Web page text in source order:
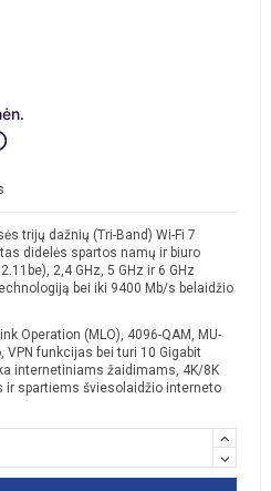
trijų dažnių (Tri-Band) Wi-Fi 7
didelės spartos namų ir biuro
2,4 GHz, 5 GHz ir 6 GHz
bei iki 9400 Mb/s belaidžio
Operation (MLO), 4096-QAM, MU-
VPN funkcijas bei turi 10 Gigabit
internetiniams žaidimams, 4K/8K
ir spartiems šviesolaidžio interneto